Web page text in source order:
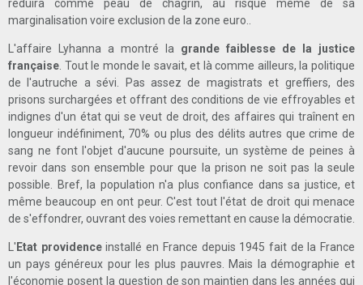
réduira comme peau de chagrin, au risque même de sa
marginalisation voire exclusion de la zone euro..
L'affaire Lyhanna a montré la grande faiblesse de la justice
française . Tout le monde le savait, et là comme ailleurs, la politique
de l'autruche a sévi. Pas assez de magistrats et greffiers, des
prisons surchargées et offrant des conditions de vie effroyables et
indignes d'un état qui se veut de droit, des affaires qui traînent en
longueur indéfiniment, 70% ou plus des délits autres que crime de
sang ne font l'objet d'aucune poursuite, un système de peines à
revoir dans son ensemble pour que la prison ne soit pas la seule
possible. Bref, la population n'a plus confiance dans sa justice, et
même beaucoup en ont peur. C'est tout l'état de droit qui menace
de s'effondrer, ouvrant des voies remettant en cause la démocratie
L' Etat providenceinstallé en France depuis 1945 fait de la France
un pays généreux pour les plus pauvres. Mais la démographie et
l'économie posent la question de son maintien dans les années qui